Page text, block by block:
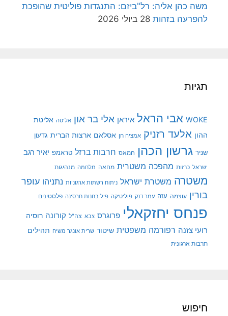
משה כהן אליה: רל"ביזם: התנגדות פוליטית שהופכת
להפרעה בזהות 28 ביולי 2026
תגיות
WOKE אבי הראל איראן אלי בר און אליטה אליטת
ההון אלעד רזניק אמציה חן אסלאם ארצות הברית גדעון
שניר גרשון הכהן חמאס חרבות ברזל טראמפ יאיר רגב
ישראל כרזות מהפכה משטרית מחאה מלחמה מנהיגות
משטרה משטרת ישראל ניתוח רשתות ארגוניות נתניהו עופר
בורין עוצמה עזה עמר דנק פוליטיקה פיל בחנות חרסינה פלסטינים
פנחס יחזקאלי פרוגרס צבא צה"ל קורונה רוסיה
רועי צזנה רפורמה משפטית שיטור שרית אונגר משיח תהילים
תרבות ארגונית
חיפוש